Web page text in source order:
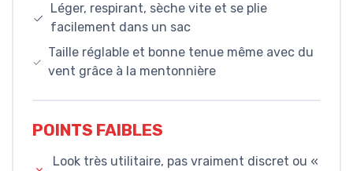
Léger, respirant, sèche vite et se plie
facilement dans un sac
Taille réglable et bonne tenue même avec du
vent grâce à la mentonnière
POINTS FAIBLES
Look très utilitaire, pas vraiment discret ou «